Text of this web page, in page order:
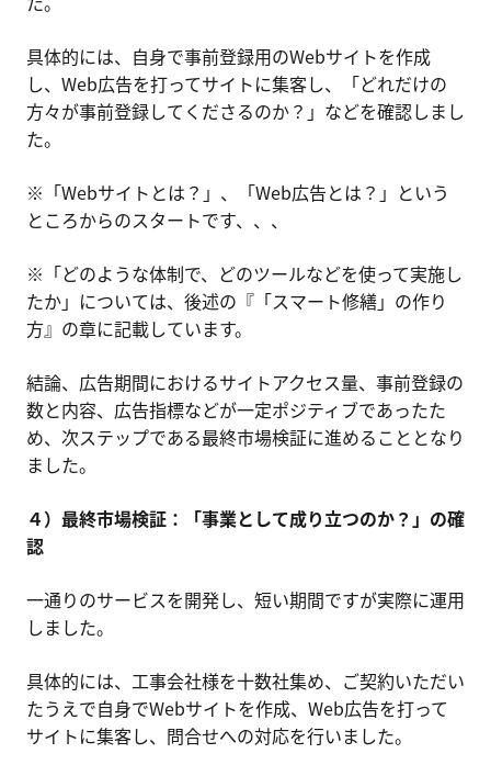
具体的には、自身で事前登録用のWebサイトを作成
し、Web広告を打ってサイトに集客し、「どれだけの
方々が事前登録してくださるのか？」などを確認しまし
た。
※「Webサイトとは？」、「Web広告とは？」という
ところからのスタートです、、、
※「どのような体制で、どのツールなどを使って実施し
たか」については、後述の『「スマート修繕」の作り
方』の章に記載しています。
結論、広告期間におけるサイトアクセス量、事前登録の
数と内容、広告指標などが一定ポジティブであったた
め、次ステップである最終市場検証に進めることとなり
ました。
４）最終市場検証：「事業として成り立つのか？」の確
認
一通りのサービスを開発し、短い期間ですが実際に運用
しました。
具体的には、工事会社様を十数社集め、ご契約いただい
たうえで自身でWebサイトを作成、Web広告を打って
サイトに集客し、問合せへの対応を行いました。